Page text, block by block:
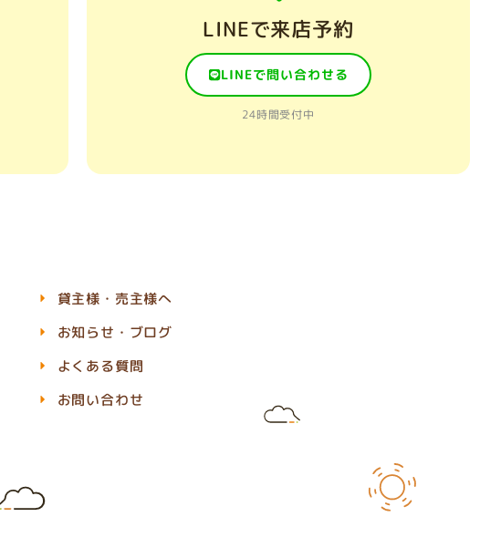
LINEで来店予約
LINEで問い合わせる
24時間受付中
貸主様・売主様へ
お知らせ・ブログ
よくある質問
お問い合わせ